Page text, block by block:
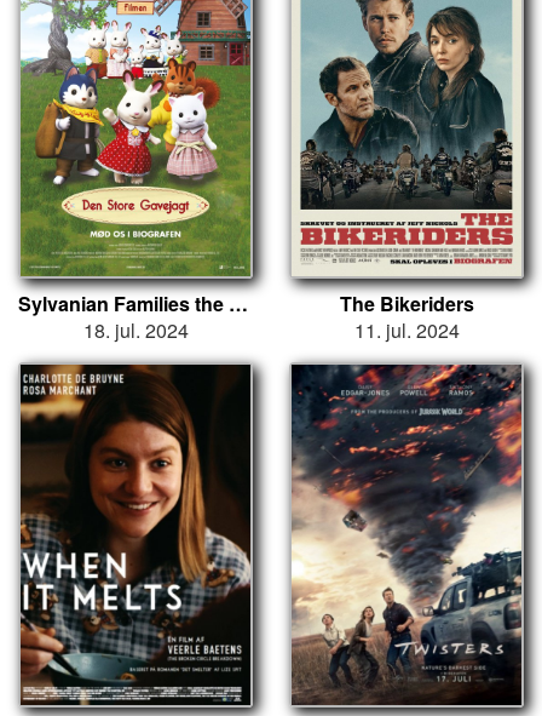
Sylvanian Families the Movie: A Gift from Freya
18. jul. 2024
The Bikeriders
11. jul. 2024